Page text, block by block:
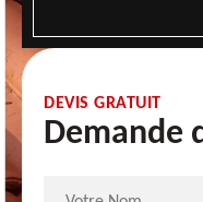
DEVIS GRATUIT
Demande